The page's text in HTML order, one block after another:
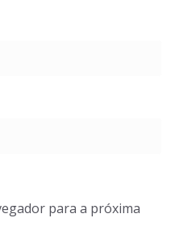
para a próxima